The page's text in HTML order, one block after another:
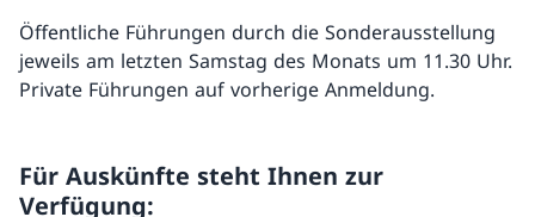
Öffentliche Führungen durch die Sonderausstellung
jeweils am letzten Samstag des Monats um 11.30 Uhr.
Private Führungen auf vorherige Anmeldung.
Für Auskünfte steht Ihnen zur
Verfügung: